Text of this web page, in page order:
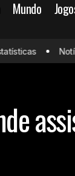
Mundo
Futebol Brasileiro
Santos